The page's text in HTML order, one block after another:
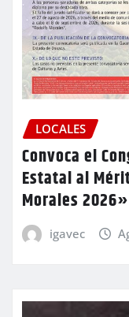
LOCALES
Convoca el
Estatal al
Morales 2026»
igavec